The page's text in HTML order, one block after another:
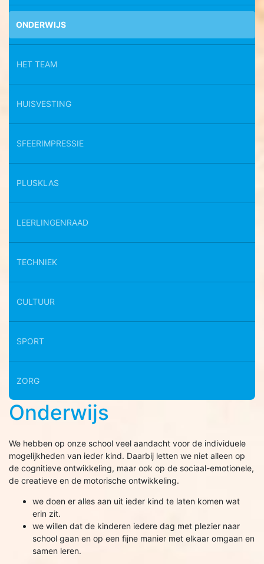
ONDERWIJS
HET TEAM
HUISVESTING
SFEERIMPRESSIE
PLUSKLAS
LEERLINGENRAAD
TECHNIEK
CULTUUR
SPORT
ZORG
Onderwijs
We hebben op onze school veel aandacht voor de individuele
mogelijkheden van ieder kind. Daarbij letten we niet alleen op
de cognitieve ontwikkeling, maar ook op de sociaal-emotionele,
de creatieve en de motorische ontwikkeling.
we doen er alles aan uit ieder kind te laten komen wat
erin zit.
we willen dat de kinderen iedere dag met plezier naar
school gaan en op een fijne manier met elkaar omgaan en
samen leren.